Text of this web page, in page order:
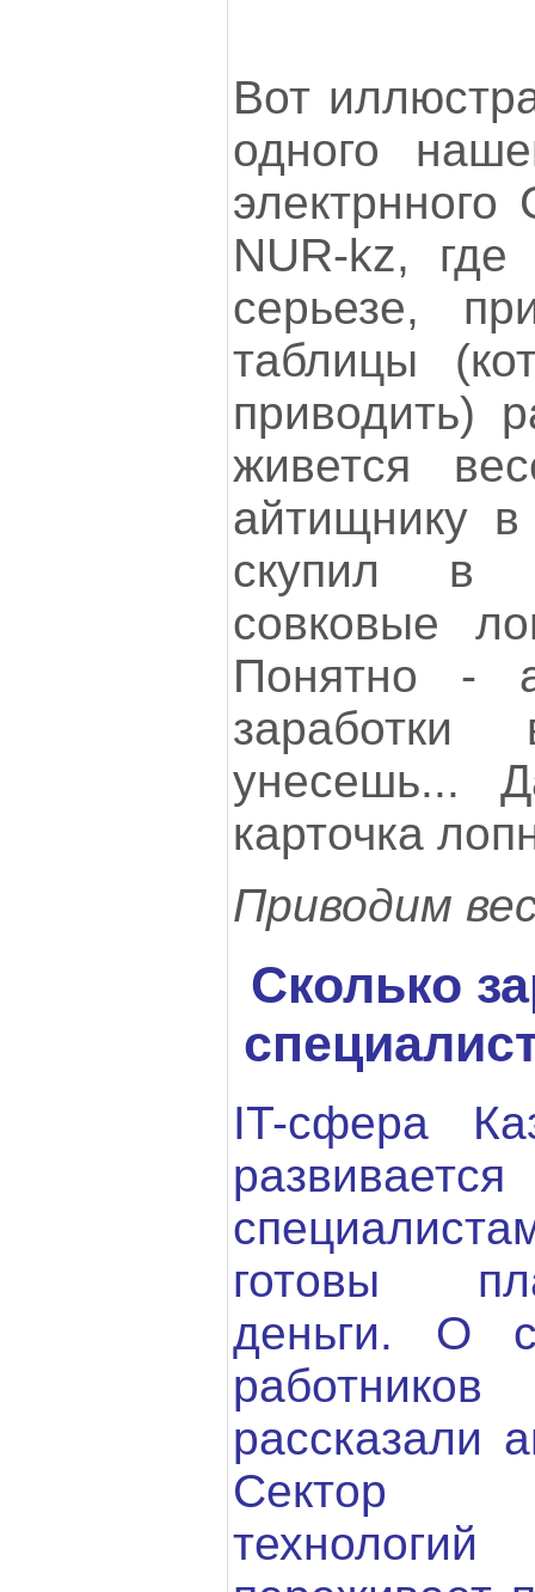
Вот
одного
NUR-kz,
серьезе,
таблицы
приводить)
живется
айтищнику в
скупил в
совковые
Понятно -
унесешь...
карточка
Приводим
Сколько
IT-сфера
готовы
деньги. О
рассказали
Сектор